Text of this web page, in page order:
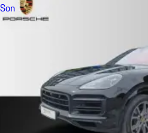
Son